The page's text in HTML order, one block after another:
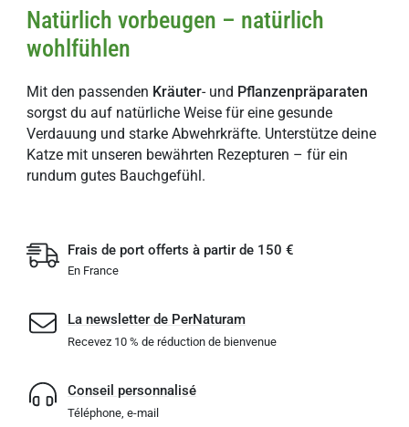
Natürlich vorbeugen – natürlich
wohlfühlen
Mit den passenden Kräuter- und Pflanzenpräparaten
sorgst du auf natürliche Weise für eine gesunde
Verdauung und starke Abwehrkräfte. Unterstütze deine
Katze mit unseren bewährten Rezepturen – für ein
rundum gutes Bauchgefühl.
Frais de port offerts à partir de 150 €
En France
La newsletter de PerNaturam
Recevez 10 % de réduction de bienvenue
Conseil personnalisé
Téléphone, e-mail